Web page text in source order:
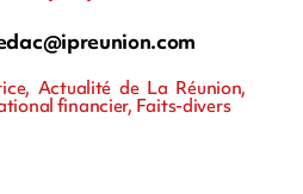
Actualité de La Réunion,
financier, Faits-divers